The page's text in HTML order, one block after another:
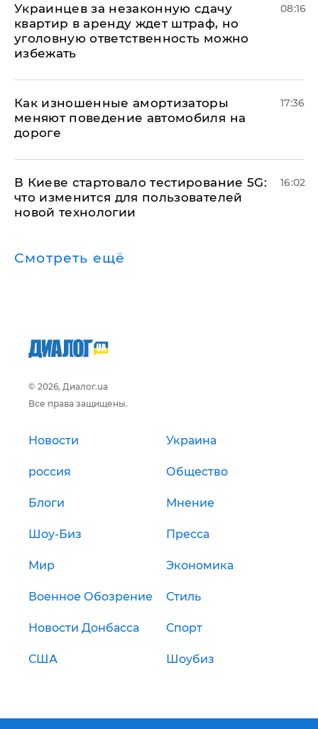
Украинцев за незаконную сдачу
квартир в аренду ждет штраф, но
уголовную ответственность можно
избежать
08:16
Как изношенные амортизаторы
меняют поведение автомобиля на
дороге
17:36
В Киеве стартовало тестирование 5G:
что изменится для пользователей
новой технологии
16:02
Смотреть ещё
© 2026, Диалог.ua
Все права защищены.
Новости Украина
россия Общество
Блоги Мнение
Шоу-Биз Пресса
Мир Экономика
Военное Обозрение Стиль
Новости Донбасса Спорт
США Шоубиз